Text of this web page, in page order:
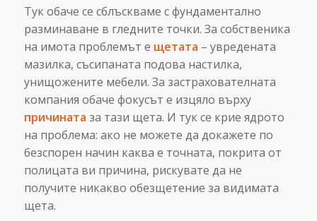
Тук обаче се сблъскваме с фундаментално
разминаване в гледните точки. За собственика
на имота проблемът е щетата – увредената
мазилка, съсипаната подова настилка,
унищожените мебели. За застрахователната
компания обаче фокусът е изцяло върху
причината за тази щета. И тук се крие ядрото
на проблема: ако не можете да докажете по
безспорен начин каква е точната, покрита от
полицата ви причина, рискувате да не
получите никакво обезщетение за видимата
щета.